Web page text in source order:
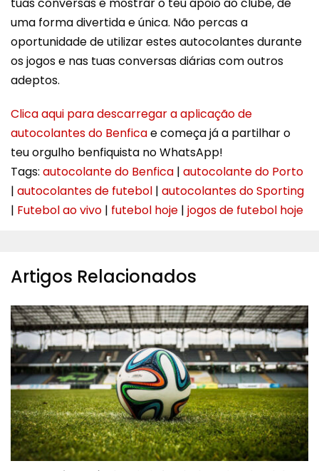
uma forma divertida e única. Não percas a
oportunidade de utilizar estes autocolantes durante
os jogos e nas tuas conversas diárias com outros
adeptos.
Clica aqui para descarregar a aplicação de
autocolantes do Benficae começa já a partilhar o
teu orgulho benfiquista no WhatsApp!
Tags: autocolante do Benfica | autocolante do Porto
| autocolantes de futebol | autocolantes do Sporting
| Futebol ao vivo | futebol hoje | jogos de futebol hoje
Artigos Relacionados